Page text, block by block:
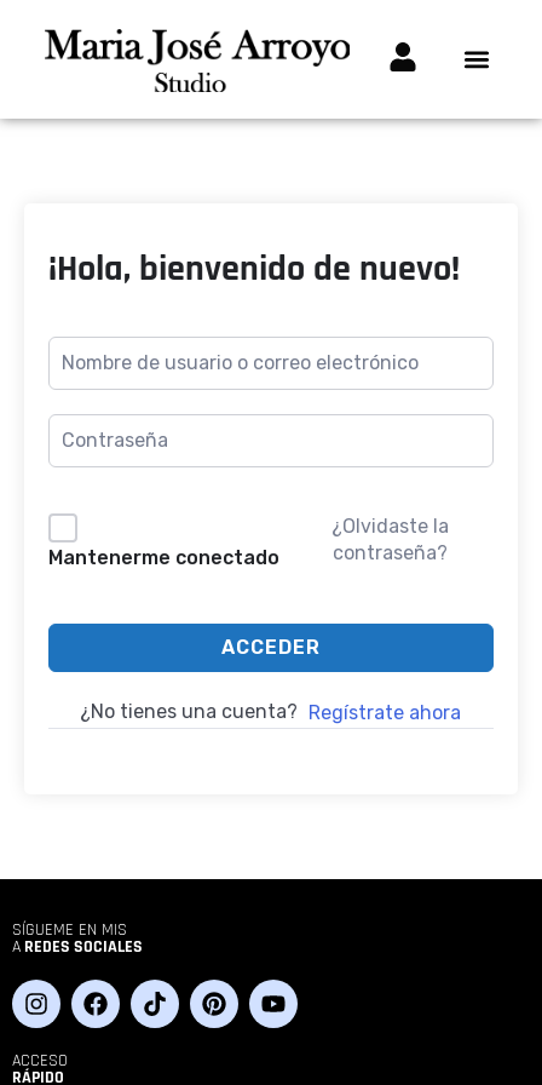
¡Hola, bienvenido de nuevo!
Mantenerme conectado
¿Olvidaste la
contraseña?
ACCEDER
¿No tienes una cuenta? Regístrate ahora
SÍGUEME EN MIS
AREDES SOCIALES
ACCESO
RÁPIDO